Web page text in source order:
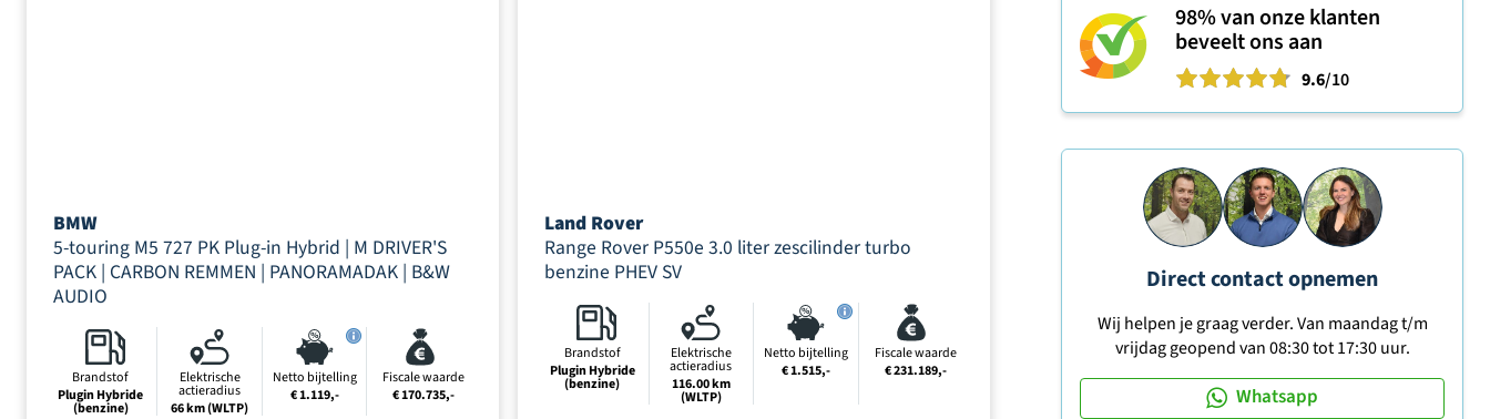
BMW
5-touring M5 727 PK Plug-in Hybrid | M DRIVER'S
PACK | CARBON REMMEN | PANORAMADAK | B&W
AUDIO
Brandstof
Plugin Hybride
(benzine)
Elektrische
actieradius
66 km (WLTP)
Netto bijtelling
€ 1.119,-
Fiscale waarde
€ 170.735,-
Land Rover
Range Rover P550e 3.0 liter zescilinder turbo
benzine PHEV SV
Brandstof
Plugin Hybride
(benzine)
Elektrische
actieradius
116.00 km
(WLTP)
Netto bijtelling
€ 1.515,-
Fiscale waarde
€ 231.189,-
98%van onze klanten
beveelt ons aan
9.6/10
Direct contact opnemen
Wij helpen je graag verder. Van maandag t/m
vrijdag geopend van 08:30 tot 17:30 uur.
Whatsapp